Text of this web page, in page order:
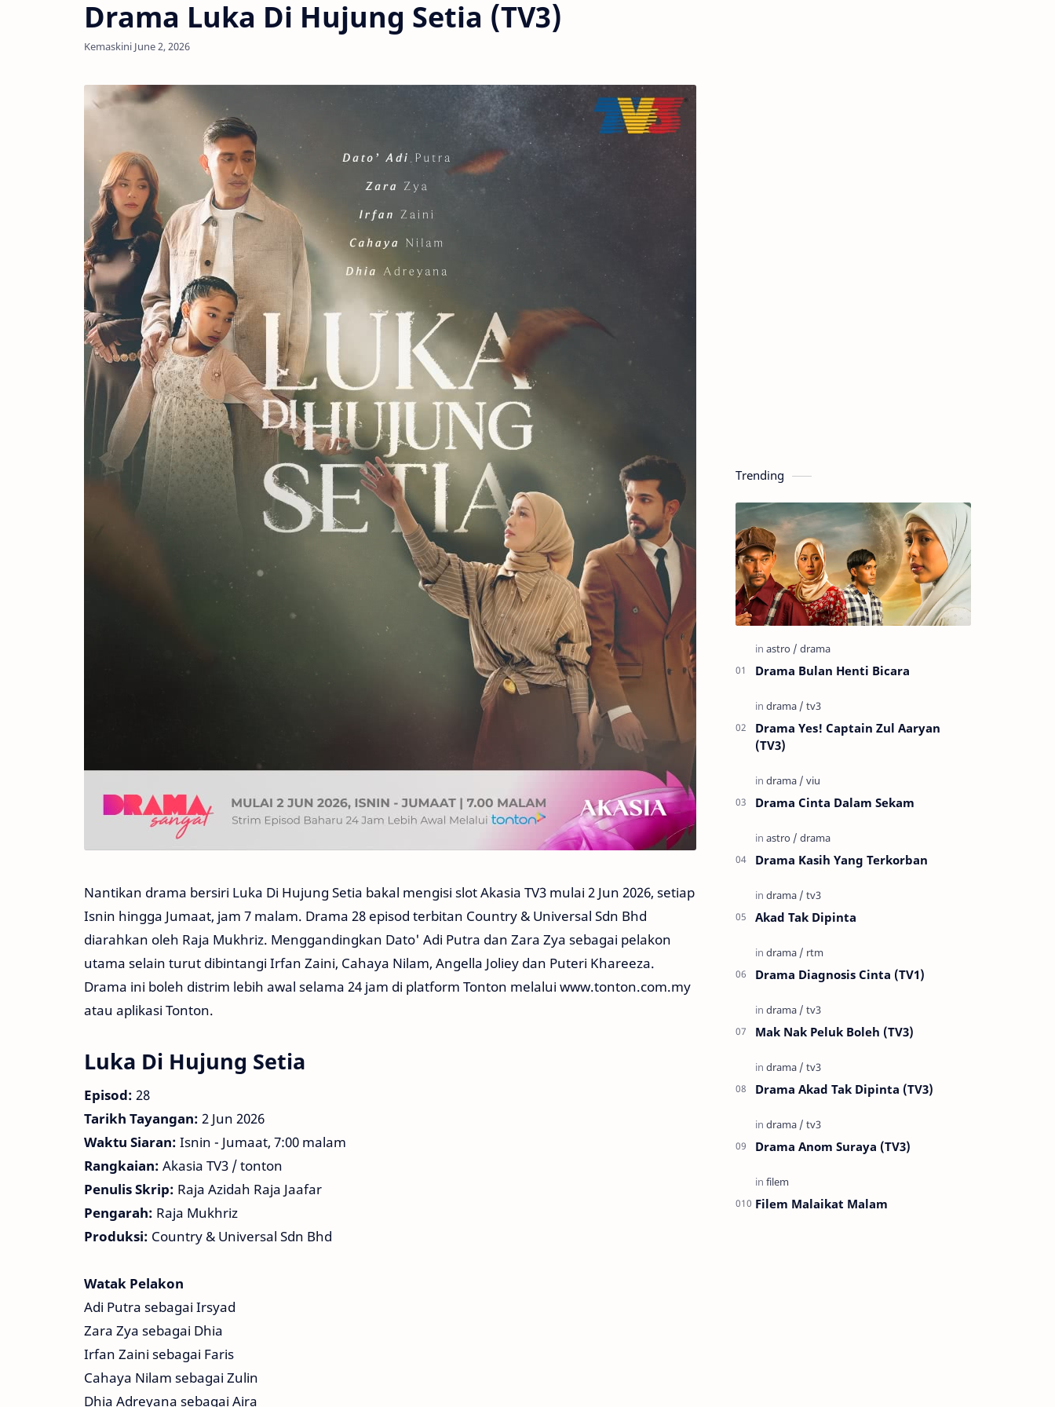
Drama Luka Di Hujung Setia (TV3)
Nantikan drama bersiri Luka Di Hujung Setia bakal mengisi slot Akasia TV3 mulai 2 Jun 2026, setiap
Isnin hingga Jumaat, jam 7 malam. Drama 28 episod terbitan Country & Universal Sdn Bhd
diarahkan oleh Raja Mukhriz. Menggandingkan Dato' Adi Putra dan Zara Zya sebagai pelakon
utama selain turut dibintangi Irfan Zaini, Cahaya Nilam, Angella Joliey dan Puteri Khareeza.
Drama ini boleh distrim lebih awal selama 24 jam di platform Tonton melalui www.tonton.com.my
atau aplikasi Tonton.
Luka Di Hujung Setia
Episod: 28
Tarikh Tayangan: 2 Jun 2026
Waktu Siaran: Isnin - Jumaat, 7:00 malam
Rangkaian: Akasia TV3 / tonton
Penulis Skrip: Raja Azidah Raja Jaafar
Pengarah: Raja Mukhriz
Produksi: Country & Universal Sdn Bhd
Watak Pelakon
Adi Putra sebagai Irsyad
Zara Zya sebagai Dhia
Irfan Zaini sebagai Faris
Cahaya Nilam sebagai Zulin
Dhia Adreyana sebagai Aira
Trending
Drama Bulan Henti Bicara
Drama Yes! Captain Zul Aaryan
(TV3)
Drama Cinta Dalam Sekam
Drama Kasih Yang Terkorban
Akad Tak Dipinta
Drama Diagnosis Cinta (TV1)
Mak Nak Peluk Boleh (TV3)
Drama Akad Tak Dipinta (TV3)
Drama Anom Suraya (TV3)
Filem Malaikat Malam